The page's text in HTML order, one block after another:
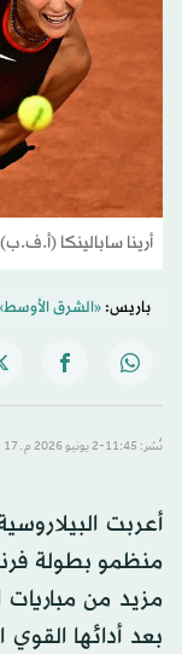
أرينا سابالينكا (أ.ف.ب)
باريس:«الشرق
نُشر: 11:45-2 يونيو 2026 م ـ 17 ذو الحِجّة 1447 هـ
أعربت
منظمو بطولة
مزيد من
بعد أدائها